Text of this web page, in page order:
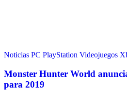
Noticias PC PlayStation Videojuegos
Monster Hunter World
para 2019